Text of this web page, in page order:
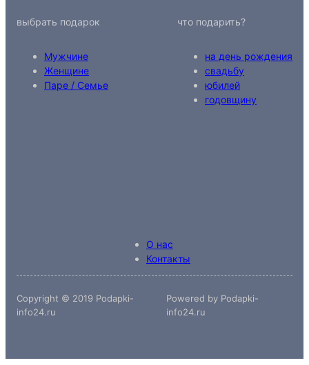
выбрать подарок
Мужчине
Женщине
Паре / Семье
что подарить?
на день рождения
свадьбу
юбилей
годовщину
О нас
Контакты
Copyright © 2019 Podapki-
info24.ru
Powered by Podapki-
info24.ru